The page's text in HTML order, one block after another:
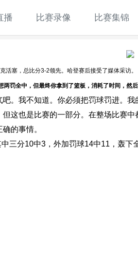
播 比赛录像 比赛集锦
活塞，总比分3-2领先。哈登赛后接受了媒体采访。
罚全中，但最终你拿到了篮板，消耗了时间，
。我不知道。你必须把罚球罚进。
这也是比赛的一部分。在整场比赛
的事情。
三分10中3，外加罚球14中11，轰下